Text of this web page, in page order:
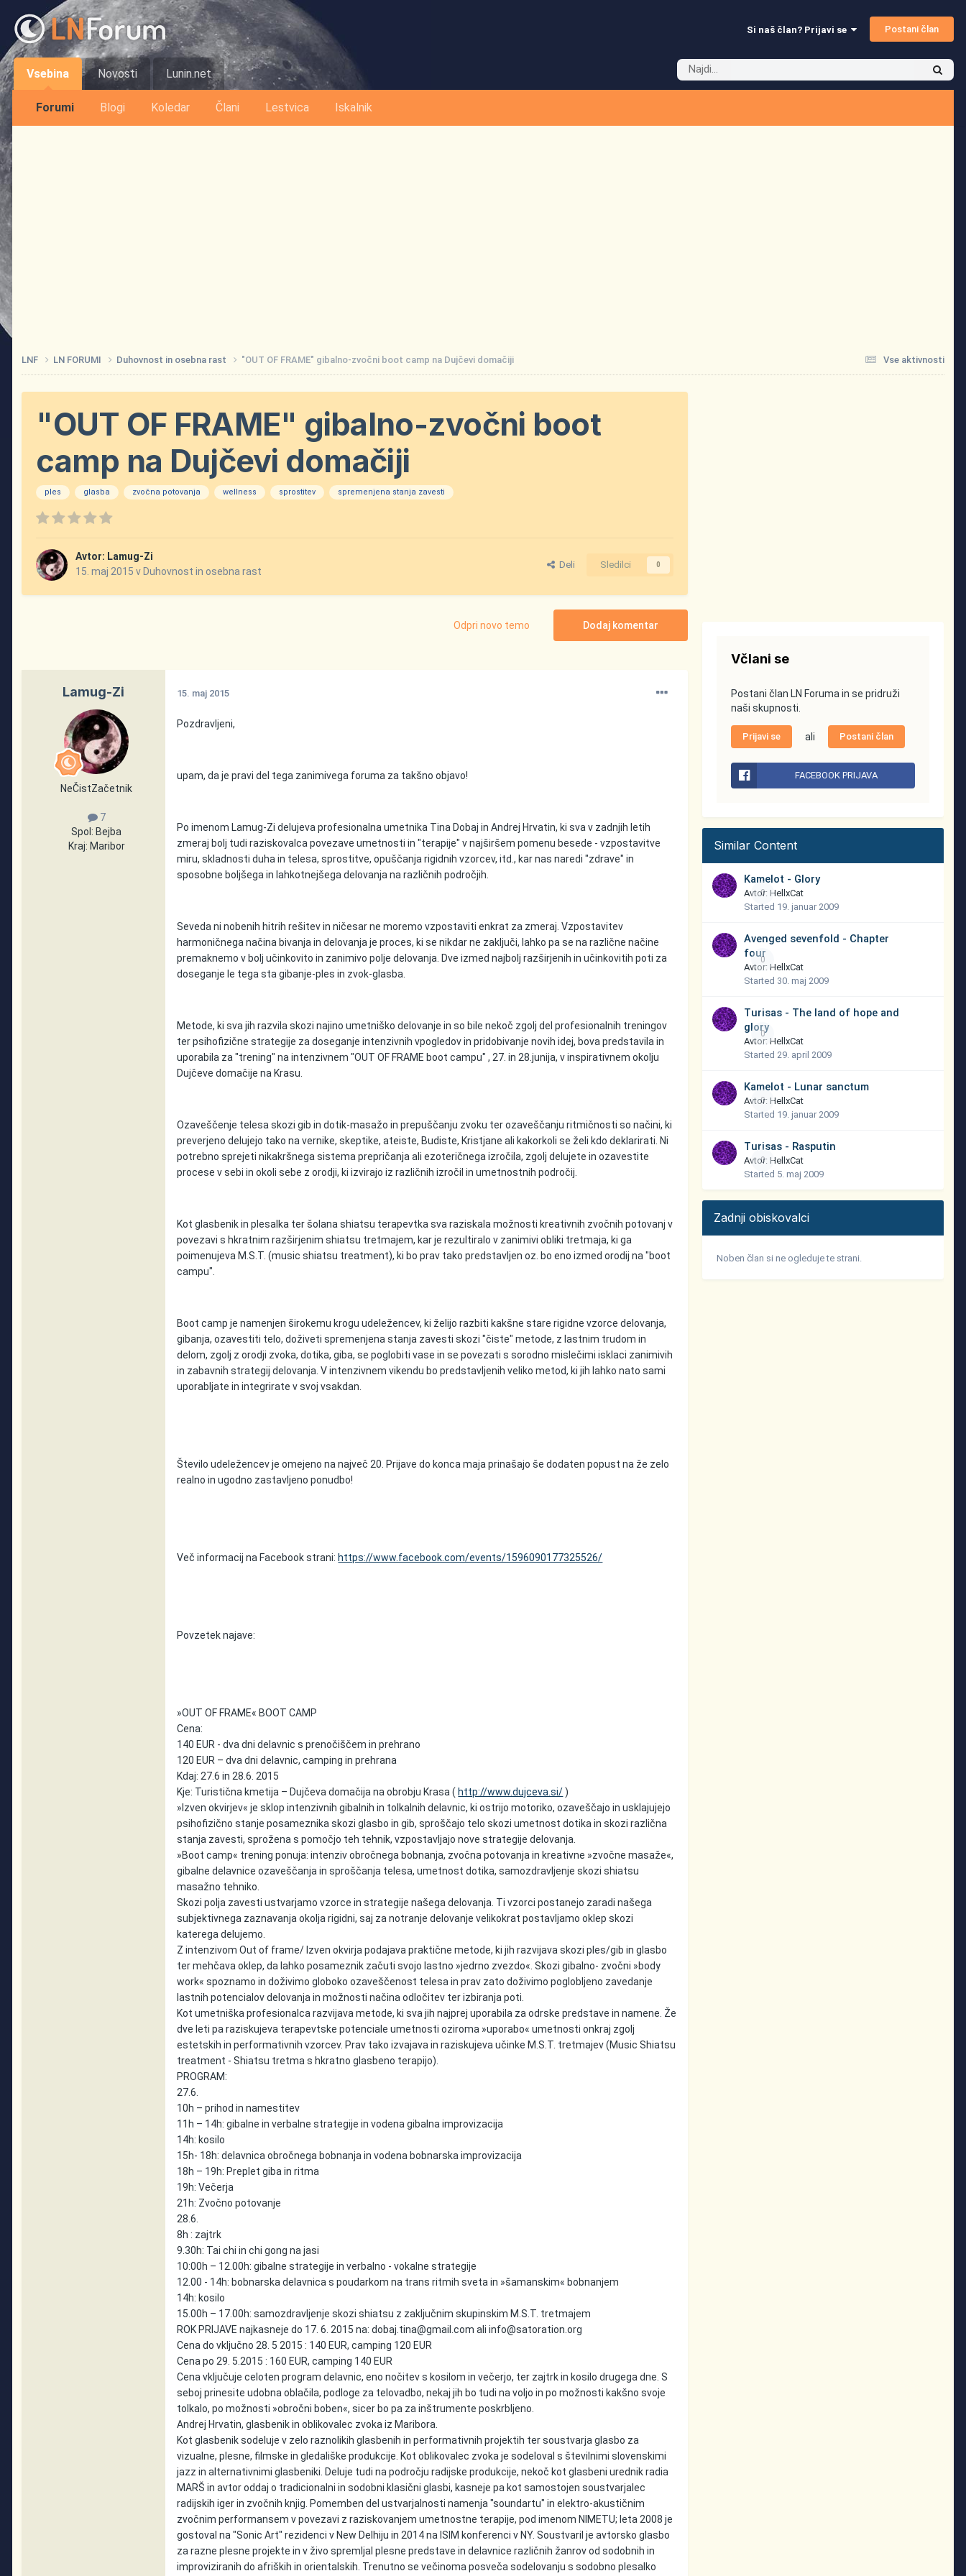
Si naš član? Prijavi se Postani član
Vsebina
Forumi Blogi Koledar Člani Lestvica Iskalnik
Novosti Lunin.net
Vse aktivnosti
LNF LN FORUMI Duhovnost in osebna rast "OUT OF FRAME" gibalno-zvočni boot camp na Dujčevi domačiji
"OUT OF FRAME" gibalno-zvočni boot
camp na Dujčevi domačiji
ples glasba zvočna potovanja wellness sprostitev spremenjena stanja zavesti
Avtor: Lamug-Zi
15. maj 2015 v Duhovnost in osebna rast
Deli Sledilci 0
Dodaj komentar
Odpri novo temo
Lamug-Zi
NeČistZačetnik
7
Spol: Bejba
Kraj: Maribor
15. maj 2015
Pozdravljeni,
upam, da je pravi del tega zanimivega foruma za takšno objavo!
Po imenom Lamug-Zi delujeva profesionalna umetnika Tina Dobaj in Andrej Hrvatin, ki sva v zadnjih letih
zmeraj bolj tudi raziskovalca povezave umetnosti in "terapije" v najširšem pomenu besede - vzpostavitve
miru, skladnosti duha in telesa, sprostitve, opuščanja rigidnih vzorcev, itd., kar nas naredi "zdrave" in
sposobne boljšega in lahkotnejšega delovanja na različnih področjih.
Seveda ni nobenih hitrih rešitev in ničesar ne moremo vzpostaviti enkrat za zmeraj. Vzpostavitev
harmoničnega načina bivanja in delovanja je proces, ki se nikdar ne zaključi, lahko pa se na različne načine
premaknemo v bolj učinkovito in zanimivo polje delovanja. Dve izmed najbolj razširjenih in učinkovitih poti za
doseganje le tega sta gibanje-ples in zvok-glasba.
Metode, ki sva jih razvila skozi najino umetniško delovanje in so bile nekoč zgolj del profesionalnih treningov
ter psihofizične strategije za doseganje intenzivnih vpogledov in pridobivanje novih idej, bova predstavila in
uporabila za "trening" na intenzivnem "OUT OF FRAME boot campu" , 27. in 28.junija, v inspirativnem okolju
Dujčeve domačije na Krasu.
Ozaveščenje telesa skozi gib in dotik-masažo in prepuščanju zvoku ter ozaveščanju ritmičnosti so načini, ki
preverjeno delujejo tako na vernike, skeptike, ateiste, Budiste, Kristjane ali kakorkoli se želi kdo deklarirati. Ni
potrebno sprejeti nikakršnega sistema prepričanja ali ezoteričnega izročila, zgolj delujete in ozavestite
procese v sebi in okoli sebe z orodji, ki izvirajo iz različnih izročil in umetnostnih področij.
Kot glasbenik in plesalka ter šolana shiatsu terapevtka sva raziskala možnosti kreativnih zvočnih potovanj v
povezavi s hkratnim razširjenim shiatsu tretmajem, kar je rezultiralo v zanimivi obliki tretmaja, ki ga
poimenujeva M.S.T. (music shiatsu treatment), ki bo prav tako predstavljen oz. bo eno izmed orodij na "boot
campu".
Boot camp je namenjen širokemu krogu udeležencev, ki želijo razbiti kakšne stare rigidne vzorce delovanja,
gibanja, ozavestiti telo, doživeti spremenjena stanja zavesti skozi "čiste" metode, z lastnim trudom in
delom, zgolj z orodji zvoka, dotika, giba, se poglobiti vase in se povezati s sorodno mislečimi isklaci zanimivih
in zabavnih strategij delovanja. V intenzivnem vikendu bo predstavljenih veliko metod, ki jih lahko nato sami
uporabljate in integrirate v svoj vsakdan.
Število udeležencev je omejeno na največ 20. Prijave do konca maja prinašajo še dodaten popust na že zelo
realno in ugodno zastavljeno ponudbo!
Več informacij na Facebook strani: https://www.facebook.com/events/1596090177325526/
Povzetek najave:
»OUT OF FRAME« BOOT CAMP
Cena:
140 EUR - dva dni delavnic s prenočiščem in prehrano
120 EUR – dva dni delavnic, camping in prehrana
Kdaj: 27.6 in 28.6. 2015
Kje: Turistična kmetija – Dujčeva domačija na obrobju Krasa ( http://www.dujceva.si/)
»Izven okvirjev« je sklop intenzivnih gibalnih in tolkalnih delavnic, ki ostrijo motoriko, ozaveščajo in usklajujejo
psihofizično stanje posameznika skozi glasbo in gib, sproščajo telo skozi umetnost dotika in skozi različna
stanja zavesti, sprožena s pomočjo teh tehnik, vzpostavljajo nove strategije delovanja.
»Boot camp« trening ponuja: intenziv obročnega bobnanja, zvočna potovanja in kreativne »zvočne masaže«,
gibalne delavnice ozaveščanja in sproščanja telesa, umetnost dotika, samozdravljenje skozi shiatsu
masažno tehniko.
Skozi polja zavesti ustvarjamo vzorce in strategije našega delovanja. Ti vzorci postanejo zaradi našega
subjektivnega zaznavanja okolja rigidni, saj za notranje delovanje velikokrat postavljamo oklep skozi
katerega delujemo.
Z intenzivom Out of frame/ Izven okvirja podajava praktične metode, ki jih razvijava skozi ples/gib in glasbo
ter mehčava oklep, da lahko posameznik začuti svojo lastno »jedrno zvezdo«. Skozi gibalno- zvočni »body
work« spoznamo in doživimo globoko ozaveščenost telesa in prav zato doživimo poglobljeno zavedanje
lastnih potencialov delovanja in možnosti načina odločitev ter izbiranja poti.
Kot umetniška profesionalca razvijava metode, ki sva jih najprej uporabila za odrske predstave in namene. Že
dve leti pa raziskujeva terapevtske potenciale umetnosti oziroma »uporabo« umetnosti onkraj zgolj
estetskih in performativnih vzorcev. Prav tako izvajava in raziskujeva učinke M.S.T. tretmajev (Music Shiatsu
treatment - Shiatsu tretma s hkratno glasbeno terapijo).
PROGRAM:
27.6.
10h – prihod in namestitev
11h – 14h: gibalne in verbalne strategije in vodena gibalna improvizacija
14h: kosilo
15h- 18h: delavnica obročnega bobnanja in vodena bobnarska improvizacija
18h – 19h: Preplet giba in ritma
19h: Večerja
21h: Zvočno potovanje
28.6.
8h : zajtrk
9.30h: Tai chi in chi gong na jasi
10:00h – 12.00h: gibalne strategije in verbalno - vokalne strategije
12.00 - 14h: bobnarska delavnica s poudarkom na trans ritmih sveta in »šamanskim« bobnanjem
14h: kosilo
15.00h – 17.00h: samozdravljenje skozi shiatsu z zaključnim skupinskim M.S.T. tretmajem
ROK PRIJAVE najkasneje do 17. 6. 2015 na: dobaj.tina@gmail.com ali info@satoration.org
Cena do vključno 28. 5 2015 : 140 EUR, camping 120 EUR
Cena po 29. 5.2015 : 160 EUR, camping 140 EUR
Cena vključuje celoten program delavnic, eno nočitev s kosilom in večerjo, ter zajtrk in kosilo drugega dne. S
seboj prinesite udobna oblačila, podloge za telovadbo, nekaj jih bo tudi na voljo in po možnosti kakšno svoje
tolkalo, po možnosti »obročni boben«, sicer bo pa za inštrumente poskrbljeno.
Andrej Hrvatin, glasbenik in oblikovalec zvoka iz Maribora.
Kot glasbenik sodeluje v zelo raznolikih glasbenih in performativnih projektih ter soustvarja glasbo za
vizualne, plesne, filmske in gledališke produkcije. Kot oblikovalec zvoka je sodeloval s številnimi slovenskimi
jazz in alternativnimi glasbeniki. Deluje tudi na področju radijske produkcije, nekoč kot glasbeni urednik radia
MARŠ in avtor oddaj o tradicionalni in sodobni klasični glasbi, kasneje pa kot samostojen soustvarjalec
radijskih iger in zvočnih knjig. Pomemben del ustvarjalnosti namenja "soundartu" in elektro-akustičnim
zvočnim performansem v povezavi z raziskovanjem umetnostne terapije, pod imenom NIMETU; leta 2008 je
gostoval na "Sonic Art" rezidenci v New Delhiju in 2014 na ISIM konferenci v NY. Soustvaril je avtorsko glasbo
za razne plesne projekte in v živo spremljal plesne predstave in delavnice različnih žanrov od sodobnih in
improviziranih do afriških in orientalskih. Trenutno se večinoma posveča sodelovanju s sodobno plesalko
Včlani se
Postani član LN Foruma in se pridruži
naši skupnosti.
Prijavi se ali Postani član
FACEBOOK PRIJAVA
Similar Content
0
Kamelot - Glory
Avtor: HellxCat
Started 19. januar 2009
0
Avenged sevenfold - Chapter
four
Avtor:HellxCat
Started 30. maj 2009
0
Turisas - The land of hope and
glory
Avtor:HellxCat
Started 29. april 2009
0
Kamelot - Lunar sanctum
Avtor: HellxCat
Started 19. januar 2009
0
Turisas - Rasputin
Avtor: HellxCat
Started 5. maj 2009
Zadnji obiskovalci
Noben član si ne ogleduje te strani.